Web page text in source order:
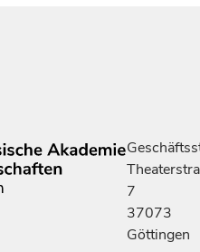
7
37073
Göttingen